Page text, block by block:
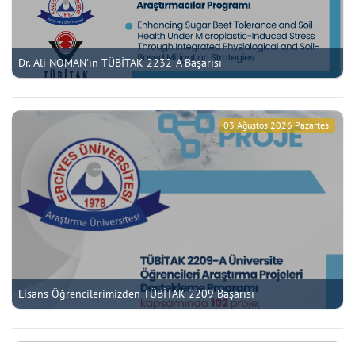
Dr. Ali NOMAN'ın TÜBİTAK 2232-A Başarısı
Lisans Öğrencilerimizden TÜBİTAK 2209 Başarısı
03 Ağustos 2026 Pazartesi